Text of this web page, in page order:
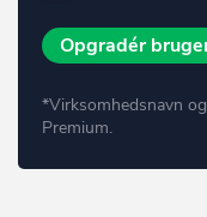
Opgradér
*Virksomhedsnavn
Premium.